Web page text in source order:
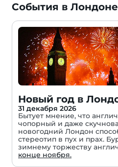
События в
Новый год в
31 декабря 2026
Бытует мнение, что
чопорный и даже
новогодний Лондон
стереотип в пух и прах.
зимнему торжеству
конце ноября.